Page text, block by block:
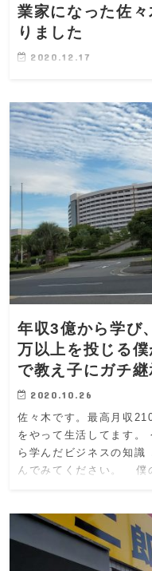
業家になった佐
りました
2020.12.17
年収3億から学び
万以上を投じる
で教え子にガチ継
2020.10.26
佐々木です。最高月収
をやって生活してます。
ら学んだビジネスの知識
んでみてください。 僕